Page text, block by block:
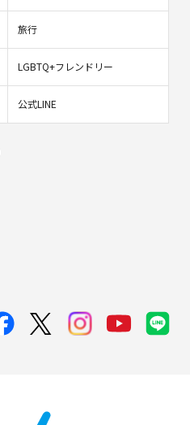
旅行
LGBTQ+フレンドリー
公式LINE